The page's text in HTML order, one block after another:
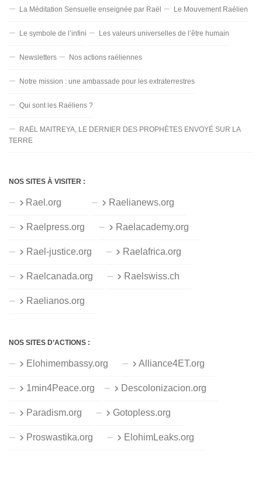
La Méditation Sensuelle enseignée par Raël Le Mouvement Raélien
Le symbole de l’infini Les valeurs universelles de l’être humain
Newsletters Nos actions raéliennes
Notre mission : une ambassade pour les extraterrestres
Qui sont les Raéliens ?
RAËL MAITREYA, LE DERNIER DES PROPHÈTES ENVOYÉ SUR LA
TERRE
NOS SITES À VISITER :
Rael.org Raelianews.org
Raelpress.org Raelacademy.org
Rael-justice.org Raelafrica.org
Raelcanada.org Raelswiss.ch
Raelianos.org
NOS SITES D’ACTIONS :
Elohimembassy.org Alliance4ET.org
1min4Peace.org Descolonizacion.org
Paradism.org Gotopless.org
Proswastika.org ElohimLeaks.org